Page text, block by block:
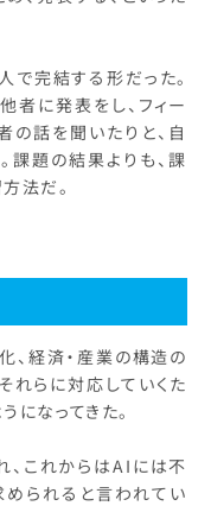
で完結する形だった。
者に発表をし、フィー
の話を聞いたりと、自
題の結果よりも、課
法だ。
経済・産業の構造の
れらに対応していくた
になってきた。
これからはAIには不
られると言われてい